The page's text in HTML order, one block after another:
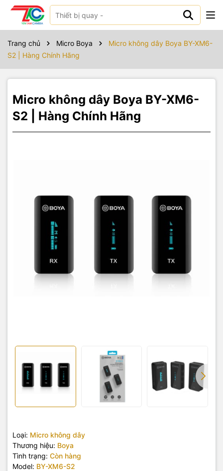
Trang chủ Micro Boya
Micro không dây Boya BY-XM6-
S2 | Hàng Chính Hãng
Micro không dây Boya BY-XM6-
S2 | Hàng Chính Hãng
Loại: Micro không dây
Thương hiệu: Boya
Tình trạng: Còn hàng
Model: BY-XM6-S2
Sản phẩm bao gồm